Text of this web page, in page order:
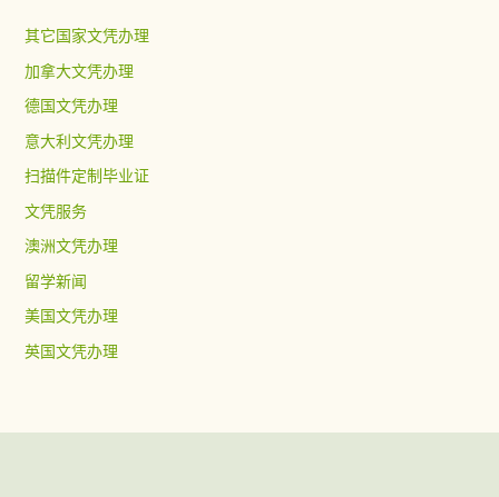
其它国家文凭办理
加拿大文凭办理
德国文凭办理
意大利文凭办理
扫描件定制毕业证
文凭服务
澳洲文凭办理
留学新闻
美国文凭办理
英国文凭办理